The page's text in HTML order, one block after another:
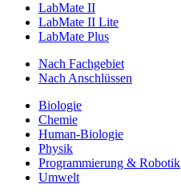
LabMate II
LabMate II Lite
LabMate Plus
Nach Fachgebiet
Nach Anschlüssen
Biologie
Chemie
Human-Biologie
Physik
Programmierung & Robotik
Umwelt